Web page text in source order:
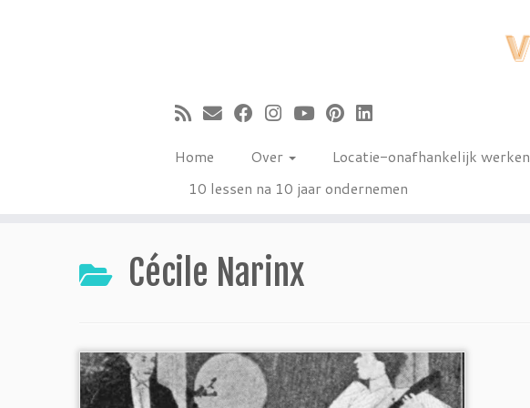
Home Over Locatie-onafhankelijk werken
10 lessen na 10 jaar ondernemen
Cécile Narinx